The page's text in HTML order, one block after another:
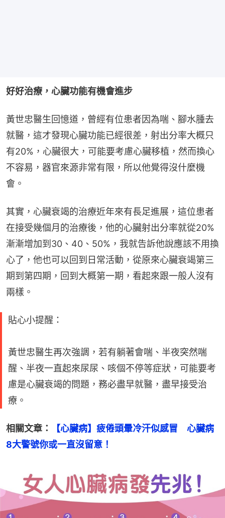
好好治療，心臟功能有機會進步
黃世忠醫生回憶道，曾經有位患者因為喘、腳水腫去
就醫，這才發現心臟功能已經很差，射出分率大概只
有20%，心臟很大，可能要考慮心臟移植，然而換心
不容易，器官來源非常有限，所以他覺得沒什麼機
會。
其實，心臟衰竭的治療近年來有長足進展，這位患者
在接受幾個月的治療後，他的心臟射出分率就從20%
漸漸增加到30、40、50%，我就告訴他說應該不用換
心了，他也可以回到日常活動，從原來心臟衰竭第三
期到第四期，回到大概第一期，看起來跟一般人沒有
兩樣。
貼心小提醒：
黃世忠醫生再次強調，若有躺著會喘、半夜突然喘
醒、半夜一直起來尿尿、咳個不停等症狀，可能要考
慮是心臟衰竭的問題，務必盡早就醫，盡早接受治
療。
相關文章：
【心臟病】疲倦頭暈冷汗似感冒　心臟病
8大警號你或一直沒留意！